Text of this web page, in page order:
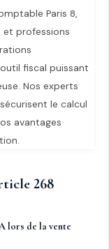
Paris 8,
et professions
fiscal puissant
Nos experts
le calcul
avantages
268
lors de la vente